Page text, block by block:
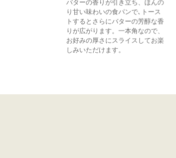
バターの香りが引き立ち、ほんの
り甘い味わいの食パンで､トース
トするとさらにバターの芳醇な香
りが広がります。一本角なので、
お好みの厚さにスライスしてお楽
しみいただけます。